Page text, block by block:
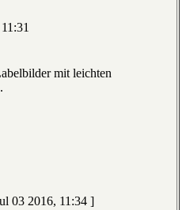
mit leichten
03 2016, 11:34 ]